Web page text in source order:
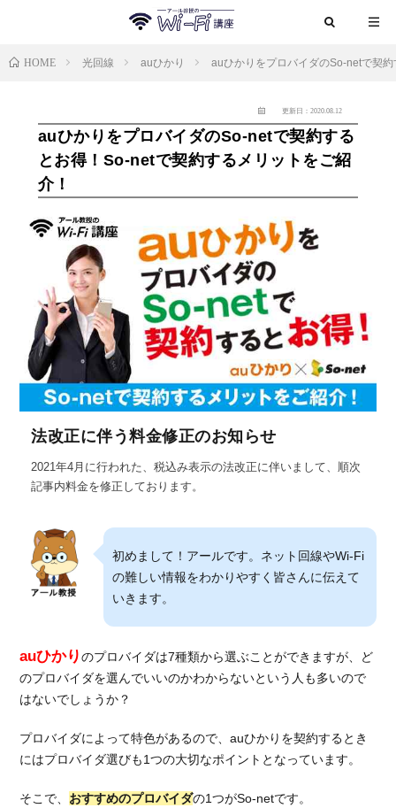
HOME 光回線 auひかり auひかりをプロバイダのSo-netで契
更新日：2020.08.12
auひかりをプロバイダのSo-netで契約する
とお得！So-netで契約するメリットをご紹
介！
法改正に伴う料金修正のお知らせ
2021年4月に行われた、税込み表示の法改正に伴いまして、順次
記事内料金を修正しております。
初めまして！アールです。ネット回線やWi-Fi
の難しい情報をわかりやすく皆さんに伝えて
いきます。
auひかりのプロバイダは7種類から選ぶことができますが、ど
のプロバイダを選んでいいのかわからないという人も多いので
はないでしょうか？
プロバイダによって特色があるので、auひかりを契約するとき
にはプロバイダ選びも1つの大切なポイントとなっています。
そこで、 おすすめのプロバイダの1つがSo-netです。